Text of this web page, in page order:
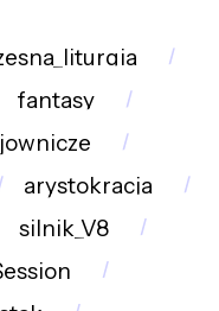
fantasy
arystokracja
silnik_V8